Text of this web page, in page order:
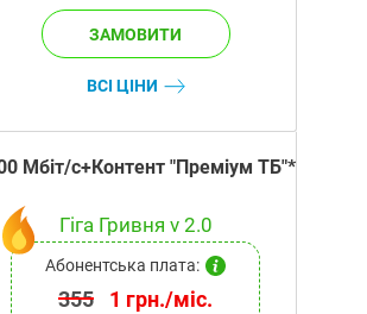
ВСІ ЦІНИ
Мбіт/с+Контент "Преміум ТБ"*
Гіга Гривня v 2.0
Абонентська плата:
355 1 грн./міс.